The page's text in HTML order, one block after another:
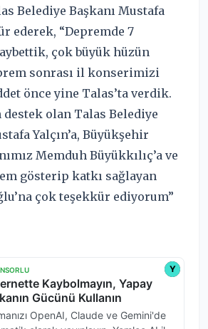
Belediye Başkanı Mustafa
ederek, “Depremde 7
çok büyük hüzün
sonrası il konserimizi
önce yine Talas’ta verdik.
destek olan Talas Belediye
Yalçın’a, Büyükşehir
Memduh Büyükkılıç’a ve
gösterip katkı sağlayan
çok teşekkür ediyorum”